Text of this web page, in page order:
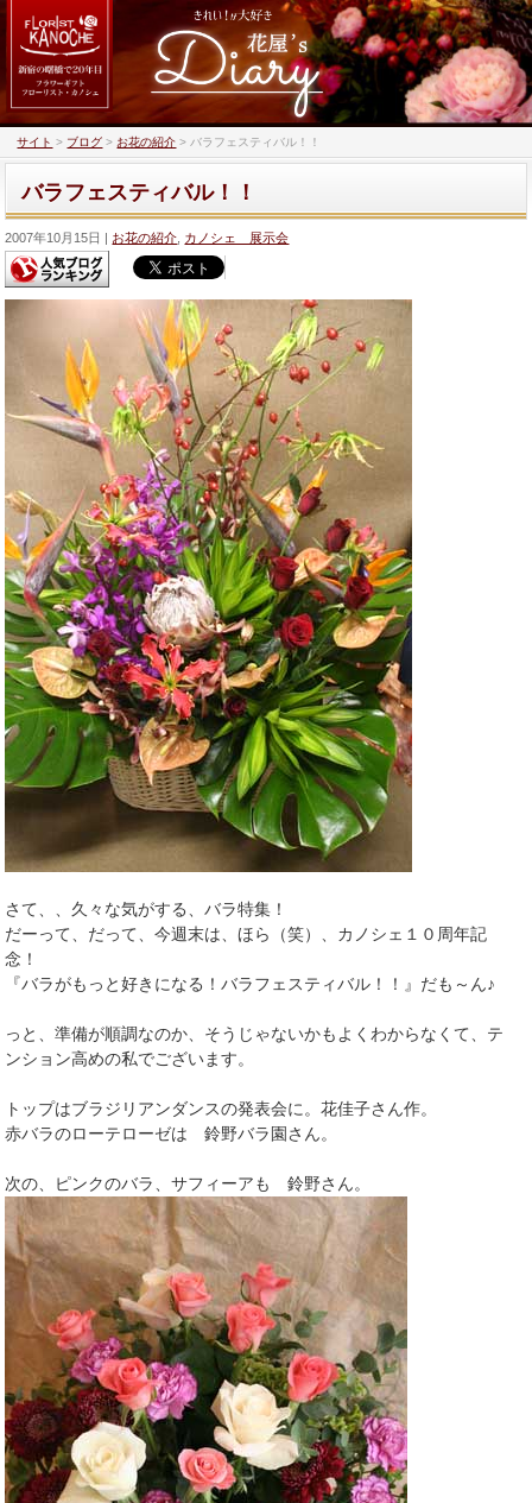
サイト > ブログ >お花の紹介 >バラフェスティバル！！
バラフェスティバル！！
2007年10月15日 お花の紹介 カノシェ 展示会
さて、、久々な気がする、バラ特集！
だーって、だって、今週末は、ほら（笑）、カノシェ１０周年記
念！
『バラがもっと好きになる！バラフェスティバル！！』だも～ん♪
っと、準備が順調なのか、そうじゃないかもよくわからなくて、テ
ンション高めの私でございます。
トップはブラジリアンダンスの発表会に。花佳子さん作。
赤バラのローテローゼは 鈴野バラ園さん。
次の、ピンクのバラ、サフィーアも 鈴野さん。